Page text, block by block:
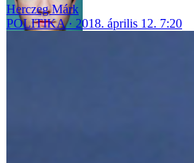
Herczeg Márk
POLITIKA
2018. április 12. 7:20